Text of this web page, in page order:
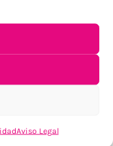
Aviso Legal